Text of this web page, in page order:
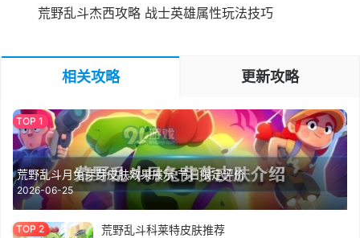
荒野乱斗杰西攻略 战士英雄属性玩法技巧
相关攻略 更新攻略
荒野乱斗月兔芽芽皮肤效果展示 节日限定评价
2026-06-25
荒野乱斗科莱特皮肤推荐